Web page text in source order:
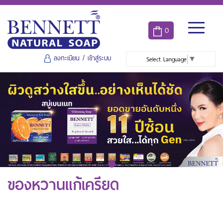
0
ลงทะเบียน / เข้าสู่ระบบ Select Language ▼
ของหวานแก้เครียด